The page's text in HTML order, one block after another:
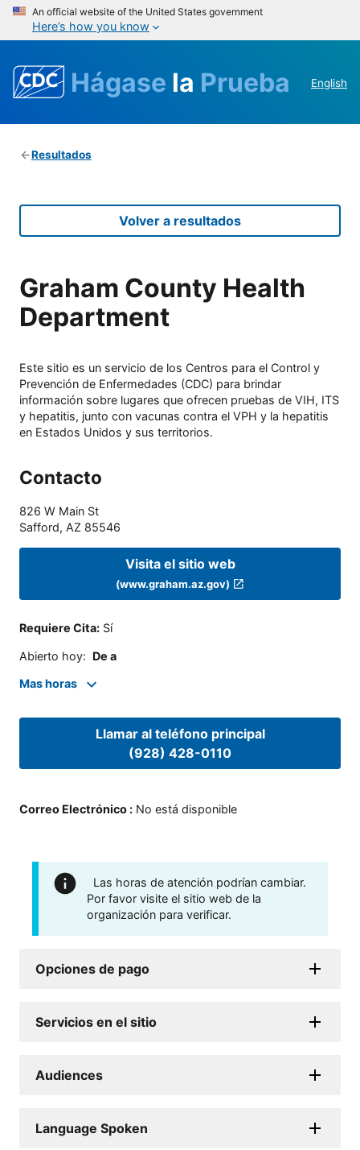
An official website of the United States government
Here’s how you know
Hágase la Prueba English
Resultados
Volver a resultados
Graham County Health
Department
Este sitio es un servicio de los Centros para el Control y
Prevención de Enfermedades (CDC) para brindar
información sobre lugares que ofrecen pruebas de VIH, ITS
y hepatitis, junto con vacunas contra el VPH y la hepatitis
en Estados Unidos y sus territorios.
Contacto
826 W Main St
Safford, AZ 85546
Visita el sitio web
(www.graham.az.gov)
Requiere Cita: Sí
Abierto hoy: De a
Mas horas
Llamar al teléfono principal
(928) 428-0110
Correo Electrónico : No está disponible
Las horas de atención podrían cambiar.
Por favor visite el sitio web de la
organización para verificar.
Opciones de pago
Servicios en el sitio
Audiences
Language Spoken